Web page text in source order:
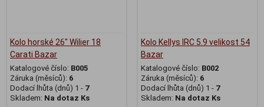
Kolo horské 26" Wilier 18
Carati Bazar
Katalogové číslo: B005
Záruka (měsíců): 6
Dodací lhůta (dnů) 1 - 7
Skladem: Na dotaz Ks
Kolo Kellys IRC 5.9 velikost 54
Bazar
Katalogové číslo: B002
Záruka (měsíců): 6
Dodací lhůta (dnů) 1 - 7
Skladem: Na dotaz Ks